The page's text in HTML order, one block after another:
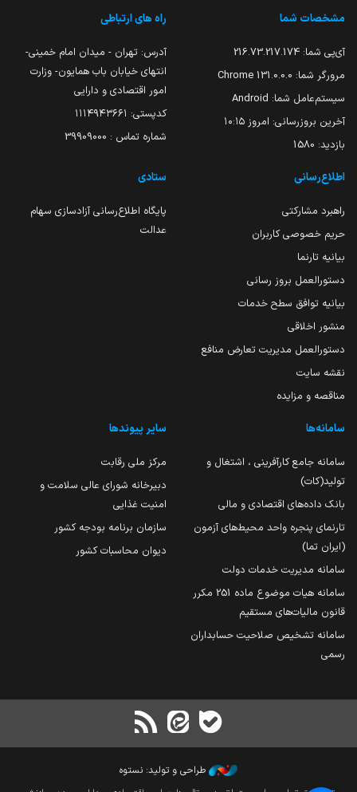
مشخصات شما
آی‌پی شما: 216.73.217.174
مرورگر شما: 131.0.0.0 Chrome
سیستم‌عامل شما: Android
آخرین بروزرسانی: امروز ۱۰:۱۵
بازدید: 1580
راه های ارتباطی
آدرس: تهران - میدان امام خمینی-
انتهای خیابان باب همایون- وزارت
امور اقتصادی و دارایی
کدپستی: ۱۱۱۴۹۴۳۶۶۱
شماره تماس : 39909000
اطلاع‌رسانی
راهبرد مشارکتی
حریم خصوصی کاربران
بیانیه تارنما
دستورالعمل بروز رسانی
بیانیه توافق سطح خدمات
منشور اخلاقی
دستورالعمل مدیریت تعارض منافع
نقشه سایت
مناقصه و مزایده
ستادی
پایگاه اطلاع‌رسانی آزادسازی سهام
عدالت
سامانه‌ها
سامانه جامع کارآفرینی ، اشتغال و
تولید(کات)
بانک داده‌های اقتصادی و مالی
تارنمای پنجره واحد محیط‌های آزمون
(ایران تما)
سامانه مدیریت خدمات دولت
سامانه هیات موضوع ماده 251 مکرر
قانون مالیات‌های مستقیم
سامانه تشخیص صلاحیت حسابداران
رسمی
سایر پیوندها
مرکز ملی رقابت
دبیرخانه شورای عالی سلامت و
امنیت غذایی
سازمان برنامه بودجه کشور
دیوان محاسبات کشور
طراحی و تولید: نستوه